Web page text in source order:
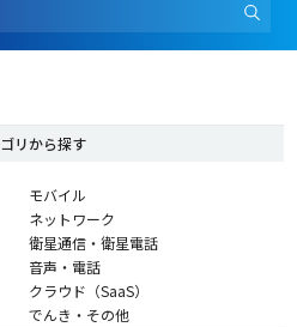
リから探す
モバイル
ネットワーク
衛星通信・衛星電話
音声・電話
クラウド（SaaS）
でんき・その他